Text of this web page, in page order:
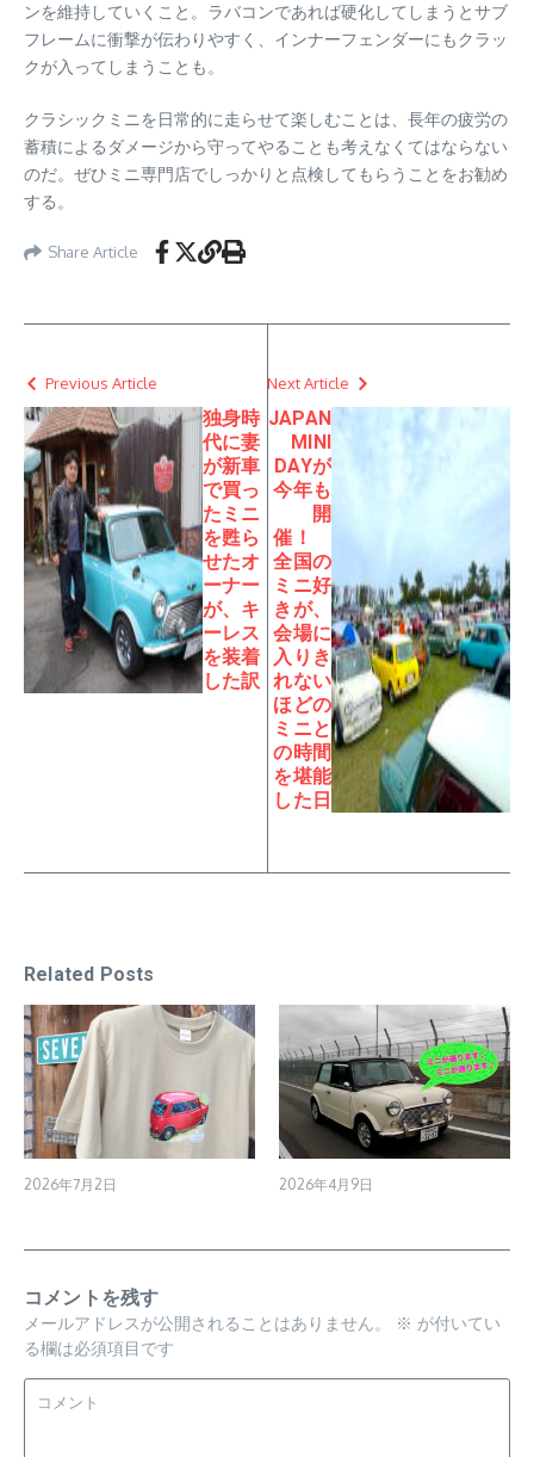
ンを維持していくこと。ラバコンであれば硬化してしまうとサブ
フレームに衝撃が伝わりやすく、インナーフェンダーにもクラッ
クが入ってしまうことも。
クラシックミニを日常的に走らせて楽しむことは、長年の疲労の
蓄積によるダメージから守ってやることも考えなくてはならない
のだ。ぜひミニ専門店でしっかりと点検してもらうことをお勧め
する。
Share Article
Previous Article
独身時
代に妻
が新車
で買っ
たミニ
を甦ら
せたオ
ーナー
が、キ
ーレス
を装着
した訳
Next Article
JAPAN
MINI
DAYが
今年も
開
催！
全国の
ミニ好
きが、
会場に
入りき
れない
ほどの
ミニと
の時間
を堪能
した日
Related Posts
2026年7月2日 2026年4月9日
コメントを残す
メールアドレスが公開されることはありません。 ※ が付いてい
る欄は必須項目です